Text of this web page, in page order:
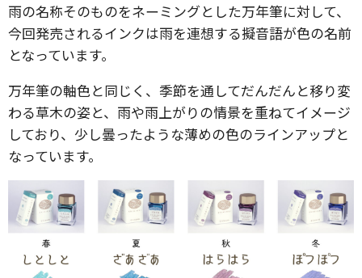
雨の名称そのものをネーミングとした万年筆に対して、
今回発売されるインクは雨を連想する擬音語が色の名前
となっています。
万年筆の軸色と同じく、季節を通してだんだんと移り変
わる草木の姿と、雨や雨上がりの情景を重ねてイメージ
しており、少し曇ったような薄めの色のラインアップと
なっています。